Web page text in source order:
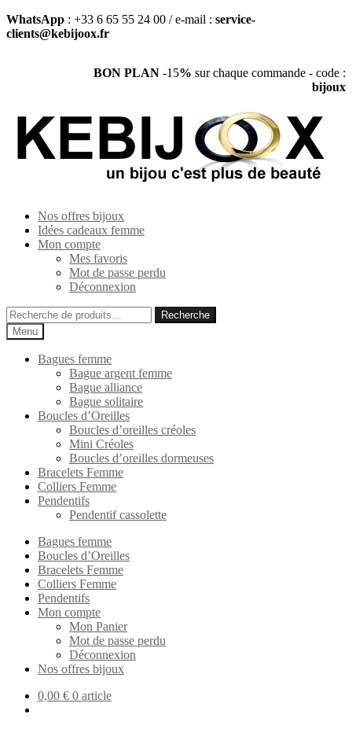
WhatsApp : +33 6 65 55 24 00 / e-mail : service-
clients@kebijoox.fr
BON PLAN -15% sur chaque commande - code :
bijoux
navigation
contenu
Nos offres bijoux
Idées cadeaux femme
Mon compte
Mes favoris
Mot de passe perdu
Déconnexion
Recherche
pour :
Recherche
Menu
Bagues femme
Bague argent femme
Bague alliance
Bague solitaire
Boucles d’Oreilles
Boucles d’oreilles créoles
Mini Créoles
Boucles d’oreilles dormeuses
Bracelets Femme
Colliers Femme
Pendentifs
Pendentif cassolette
Bagues femme
Boucles d’Oreilles
Bracelets Femme
Colliers Femme
Pendentifs
Mon compte
Mon Panier
Mot de passe perdu
Déconnexion
Nos offres bijoux
0,00 € 0 article